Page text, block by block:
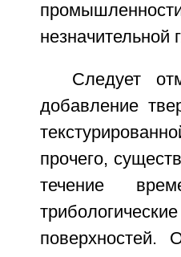
Следует
добавление
прочего,
течение
поверхностей.